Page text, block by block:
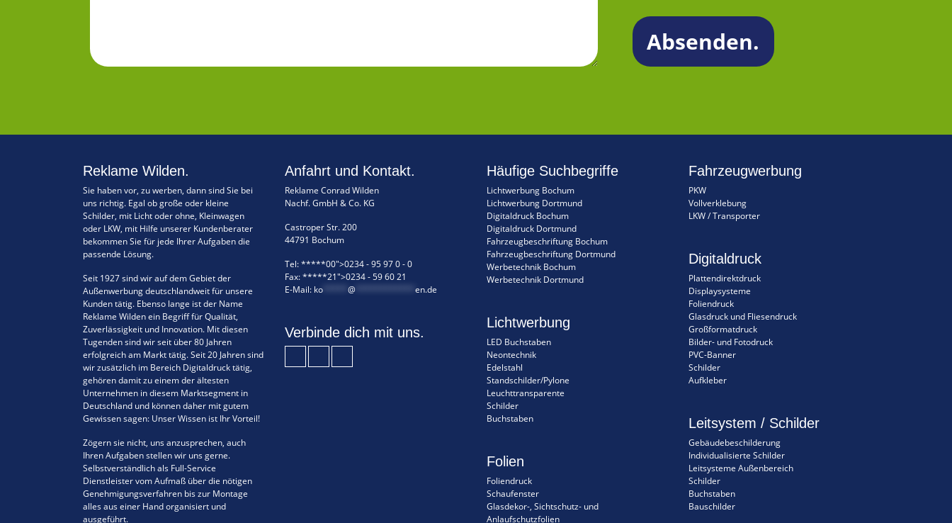
Reklame Wilden.
Sie haben vor, zu werben, dann sind Sie bei
uns richtig. Egal ob große oder kleine
Schilder, mit Licht oder ohne, Kleinwagen
oder LKW, mit Hilfe unserer Kundenberater
bekommen Sie für jede Ihrer Aufgaben die
passende Lösung.
Seit 1927 sind wir auf dem Gebiet der
Außenwerbung deutschlandweit für unsere
Kunden tätig. Ebenso lange ist der Name
Reklame Wilden ein Begriff für Qualität,
Zuverlässigkeit und Innovation. Mit diesen
Tugenden sind wir seit über 80 Jahren
erfolgreich am Markt tätig. Seit 20 Jahren sind
wir zusätzlich im Bereich Digitaldruck tätig,
gehören damit zu einem der ältesten
Unternehmen in diesem Marktsegment in
Deutschland und können daher mit gutem
Gewissen sagen: Unser Wissen ist Ihr Vorteil!
Zögern sie nicht, uns anzusprechen, auch
Ihren Aufgaben stellen wir uns gerne.
Selbstverständlich als Full-Service
Dienstleister vom Aufmaß über die nötigen
Genehmigungsverfahren bis zur Montage
alles aus einer Hand organisiert und
ausgeführt.
Anfahrt und Kontakt.
Reklame Conrad Wilden
Nachf. GmbH & Co. KG
Castroper Str. 200
44791 Bochum
Tel:*****00">0234 - 95 97 0 - 0
Fax:*****21">0234 - 59 60 21
E-Mail: ko @ en.de
Verbinde dich mit uns.
Häufige Suchbegriffe
Lichtwerbung Bochum
Lichtwerbung Dortmund
Digitaldruck Bochum
Digitaldruck Dortmund
Fahrzeugbeschriftung Bochum
Fahrzeugbeschriftung Dortmund
Werbetechnik Bochum
Werbetechnik Dortmund
Lichtwerbung
LED Buchstaben
Neontechnik
Edelstahl
Standschilder/Pylone
Leuchttransparente
Schilder
Buchstaben
Folien
Foliendruck
Schaufenster
Glasdekor-, Sichtschutz- und
Anlaufschutzfolien
Fahrzeugwerbung
PKW
Vollverklebung
LKW / Transporter
Digitaldruck
Plattendirektdruck
Displaysysteme
Foliendruck
Glasdruck und Fliesendruck
Großformatdruck
Bilder- und Fotodruck
PVC-Banner
Schilder
Aufkleber
Leitsystem / Schilder
Gebäudebeschilderung
Individualisierte Schilder
Leitsysteme Außenbereich
Schilder
Buchstaben
Bauschilder